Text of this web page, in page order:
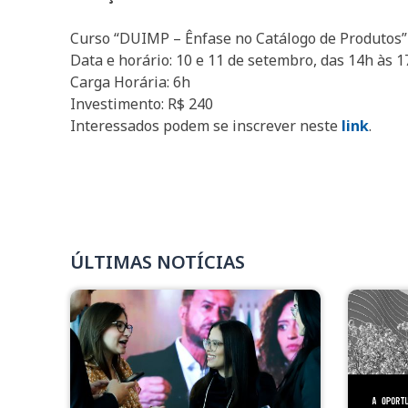
Curso “DUIMP – Ênfase no Catálogo de Produtos”
Data e horário: 10 e 11 de setembro, das 14h às
Carga Horária: 6h
Investimento: R$ 240
Interessados podem se inscrever neste link.
ÚLTIMAS NOTÍCIAS